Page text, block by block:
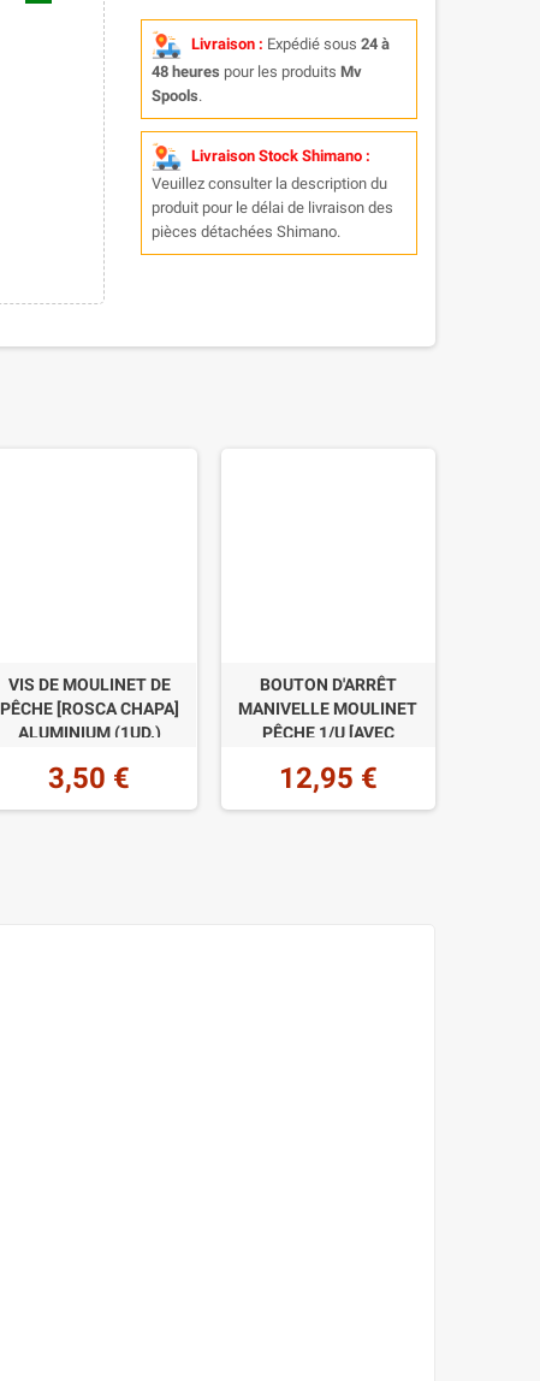
Livraison : Expédié sous 24 à
48 heures pour les produits Mv
Spools.
Livraison Stock Shimano :
Veuillez consulter la description du
produit pour le délai de livraison des
pièces détachées Shimano.
VIS DE MOULINET DE
PÊCHE [ROSCA CHAPA]
ALUMINIUM (1UD.)
3,50 €
BOUTON D'ARRÊT
MANIVELLE MOULINET
PÊCHE 1/U [AVEC
12,95 €